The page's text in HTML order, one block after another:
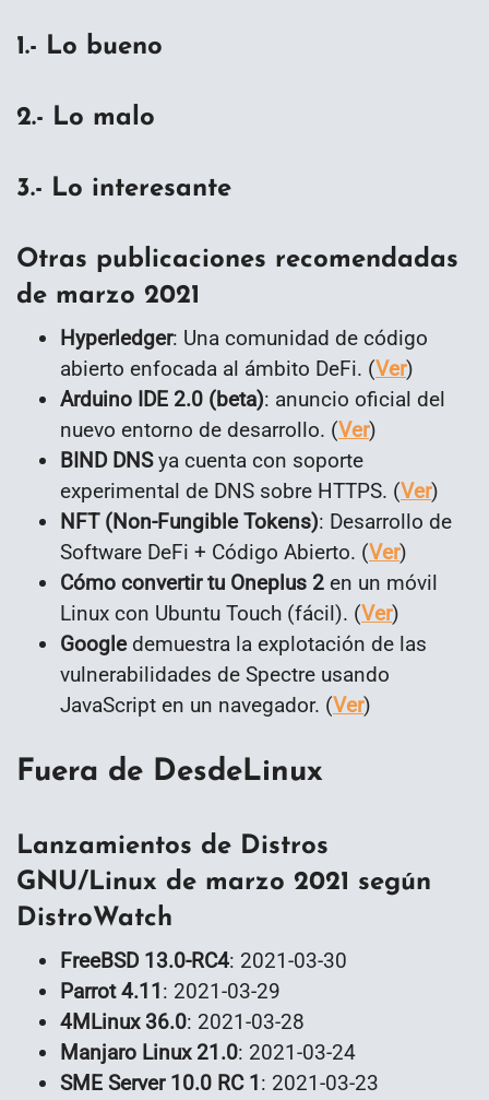
1.- Lo bueno
2.- Lo malo
3.- Lo interesante
Otras publicaciones recomendadas
de marzo 2021
Hyperledger: Una comunidad de código
abierto enfocada al ámbito DeFi. (Ver)
Arduino IDE 2.0 (beta): anuncio oficial del
nuevo entorno de desarrollo. (Ver)
BIND DNSya cuenta con soporte
experimental de DNS sobre HTTPS. (Ver)
NFT (Non-Fungible Tokens): Desarrollo de
Software DeFi + Código Abierto. (Ver)
Cómo convertir tu Oneplus 2 en un móvil
Linux con Ubuntu Touch (fácil). (Ver)
Googledemuestra la explotación de las
vulnerabilidades de Spectre usando
JavaScript en un navegador. (Ver)
Fuera de DesdeLinux
Lanzamientos de Distros
GNU/Linux de marzo 2021 según
DistroWatch
FreeBSD 13.0-RC4: 2021-03-30
Parrot 4.11: 2021-03-29
4MLinux 36.0: 2021-03-28
Manjaro Linux 21.0: 2021-03-24
SME Server 10.0 RC 1: 2021-03-23